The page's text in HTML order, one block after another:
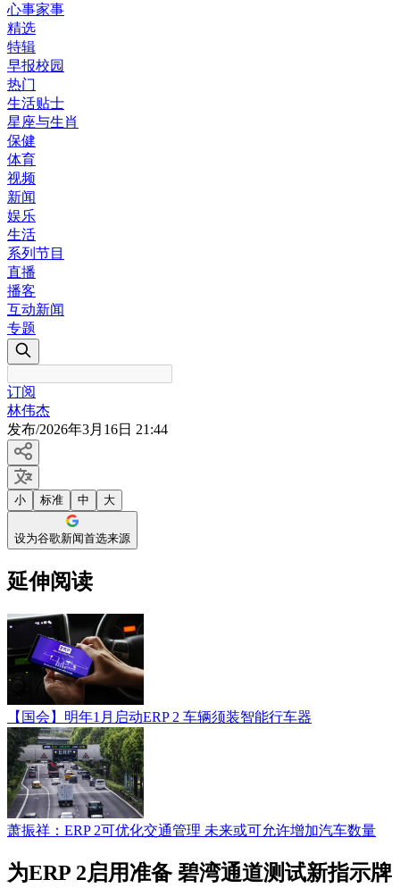
心事家事
精选
特辑
早报校园
热门
生活贴士
星座与生肖
保健
体育
视频
新闻
娱乐
生活
系列节目
直播
播客
互动新闻
专题
订阅
林伟杰
发布/2026年3月16日 21:44
小 标准 中 大
设为谷歌新闻首选来源
延伸阅读
【国会】明年1月启动ERP 2 车辆须装智能行车器
萧振祥：ERP 2可优化交通管理 未来或可允许增加汽车数量
为ERP 2启用准备 碧湾通道测试新指示牌